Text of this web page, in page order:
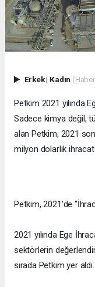
Erkek| Kadın
Petkim 2021 yılında
Sadece kimya değil,
alan Petkim, 2021
milyon dolarlık ihracat
Petkim, 2021’de
2021 yılında Ege
sektörlerin
sırada Petkim yer aldı.